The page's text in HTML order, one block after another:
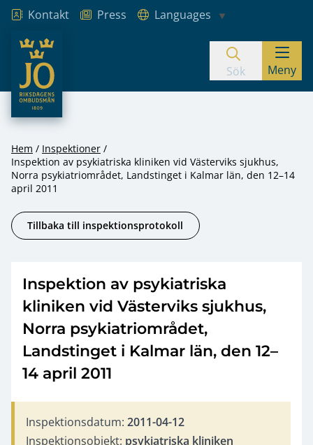
Hoppa till innehåll
Kontakt Press
Languages
JO – Riksdagens Ombudsmän
Sök Meny
Hem
Inspektioner
Inspektion av psykiatriska kliniken vid Västerviks sjukhus,
Norra psykiatriområdet, Landstinget i Kalmar län, den 12–14
april 2011
Tillbaka till inspektionsprotokoll
Inspektion av psykiatriska
kliniken vid Västerviks sjukhus,
Norra psykiatriområdet,
Landstinget i Kalmar län, den 12–
14 april 2011
Inspektionsdatum: 2011-04-12
Inspektionsobjekt: psykiatriska kliniken